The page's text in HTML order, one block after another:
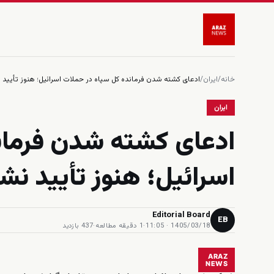
خانه/ایران/ادعای کشته شدن فرمانده کل سپاه در حملات اسرائیل؛ هنوز
ایران
ادعای کشته شدن
اسرائیل؛ هنوز تأیید
EB
Editorial Board
1405/03/18 · 11:05
·1 دقیقه مطالعه ·437 بازدید
ARAZ
NEWS